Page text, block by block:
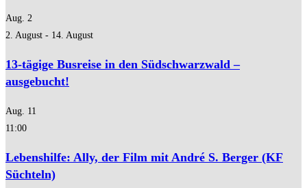
Aug. 2
2. August - 14. August
13-tägige Busreise in den Südschwarzwald –
ausgebucht!
Aug. 11
11:00
Lebenshilfe: Ally, der Film mit André S. Berger (KF
Süchteln)